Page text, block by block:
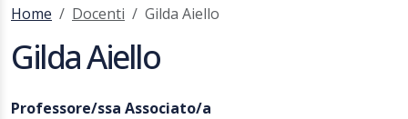
Home Docenti Gilda Aiello
Gilda Aiello
Professore/ssa Associato/a